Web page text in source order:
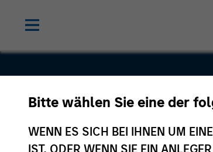
Bitte wählen Sie eine der
WENN ES SICH BEI IHNEN UM
IST, ODER WENN SIE EIN
Unison
Private